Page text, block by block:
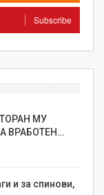
Subscribe
МУ
ВРАБОТЕН…
и за спинови,